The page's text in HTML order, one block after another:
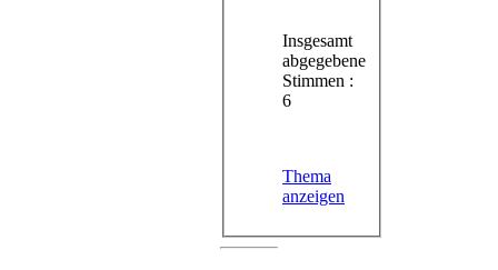
Insgesamt
abgegebene
Stimmen :
6
Thema
anzeigen